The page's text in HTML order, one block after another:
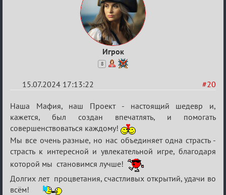
Игрок
8
#20
15.07.2024 17:13:22
Re:
С
20ти
летием
Наша Мафия, наш Проект - настоящий шедевр и,
кажется, был создан впечатлять, и помогать
совершенствоваться каждому!
Мы все очень разные, но нас объединяет одна страсть -
страсть к интересной и увлекательной игре, благодаря
которой мы становимся лучше!
Долгих лет процветания, счастливых открытий, удачи во
всём!